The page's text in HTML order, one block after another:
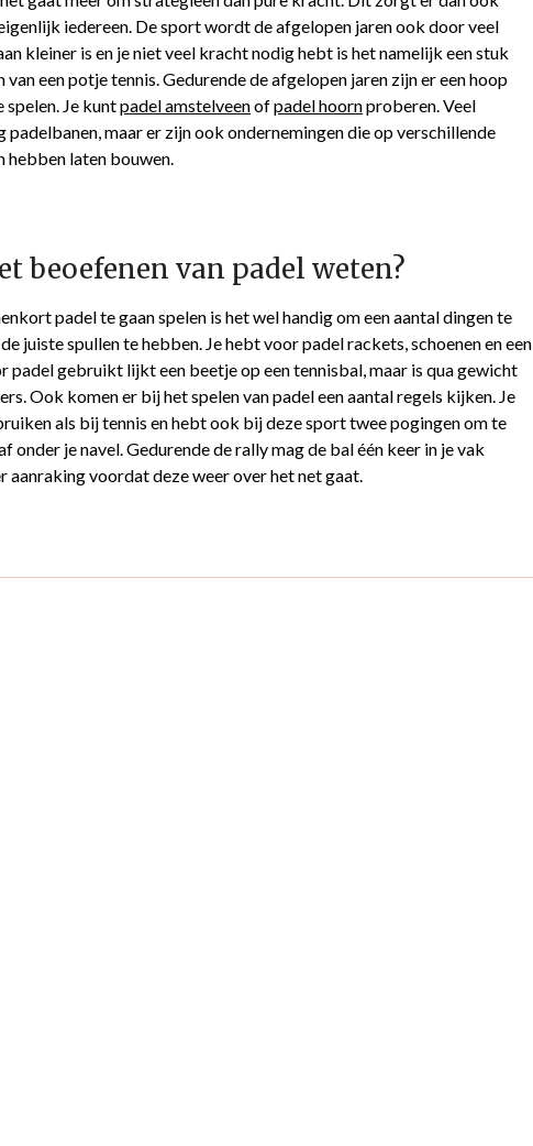
iedereen. De sport wordt de afgelopen jaren ook door veel
kleiner is en je niet veel kracht nodig hebt is het namelijk een stuk
een potje tennis. Gedurende de afgelopen jaren zijn er een hoop
spelen. Je kuntpadel amstelveenofpadel hoornproberen. Veel
maar er zijn ook ondernemingen die op verschillende
hebben laten bouwen.
beoefenen van padel weten?
padel te gaan spelen is het wel handig om een aantal dingen te
juiste spullen te hebben. Je hebt voor padel rackets, schoenen en een
padel gebruikt lijkt een beetje op een tennisbal, maar is qua gewicht
Ook komen er bij het spelen van padel een aantal regels kijken. Je
als bij tennis en hebt ook bij deze sport twee pogingen om te
onder je navel. Gedurende de rally mag de bal één keer in je vak
aanraking voordat deze weer over het net gaat.